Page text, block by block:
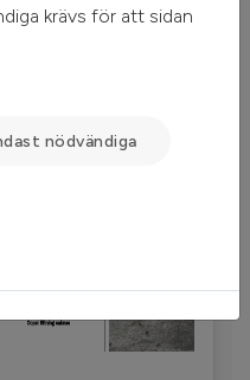
krävs för att sidan
nödvändiga